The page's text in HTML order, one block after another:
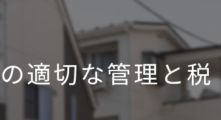
アパート
適切な管理と税